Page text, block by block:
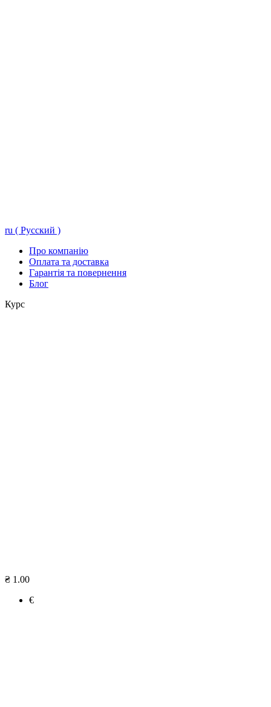
ru ( Русский )
Про компанію
Оплата та доставка
Гарантія та повернення
Блог
Курс
₴ 1.00
€